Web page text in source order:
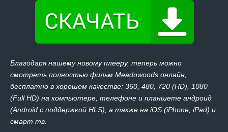
Благодаря нашему новому плееру, теперь можно
смотреть полностью фильм Meadowoods онлайн,
бесплатно в хорошем качестве: 360, 480, 720 (HD), 1080
(Full HD) на компьютере, телефоне и планшете андроид
(Android с поддержкой HLS), а также на iOS (iPhone, iPad) и
смарт тв.